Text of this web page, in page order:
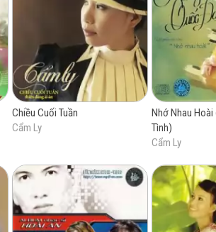
Chiều Cuối Tuần
Cẩm Ly
Nhớ Nhau Hoài
Tình)
Cẩm Ly